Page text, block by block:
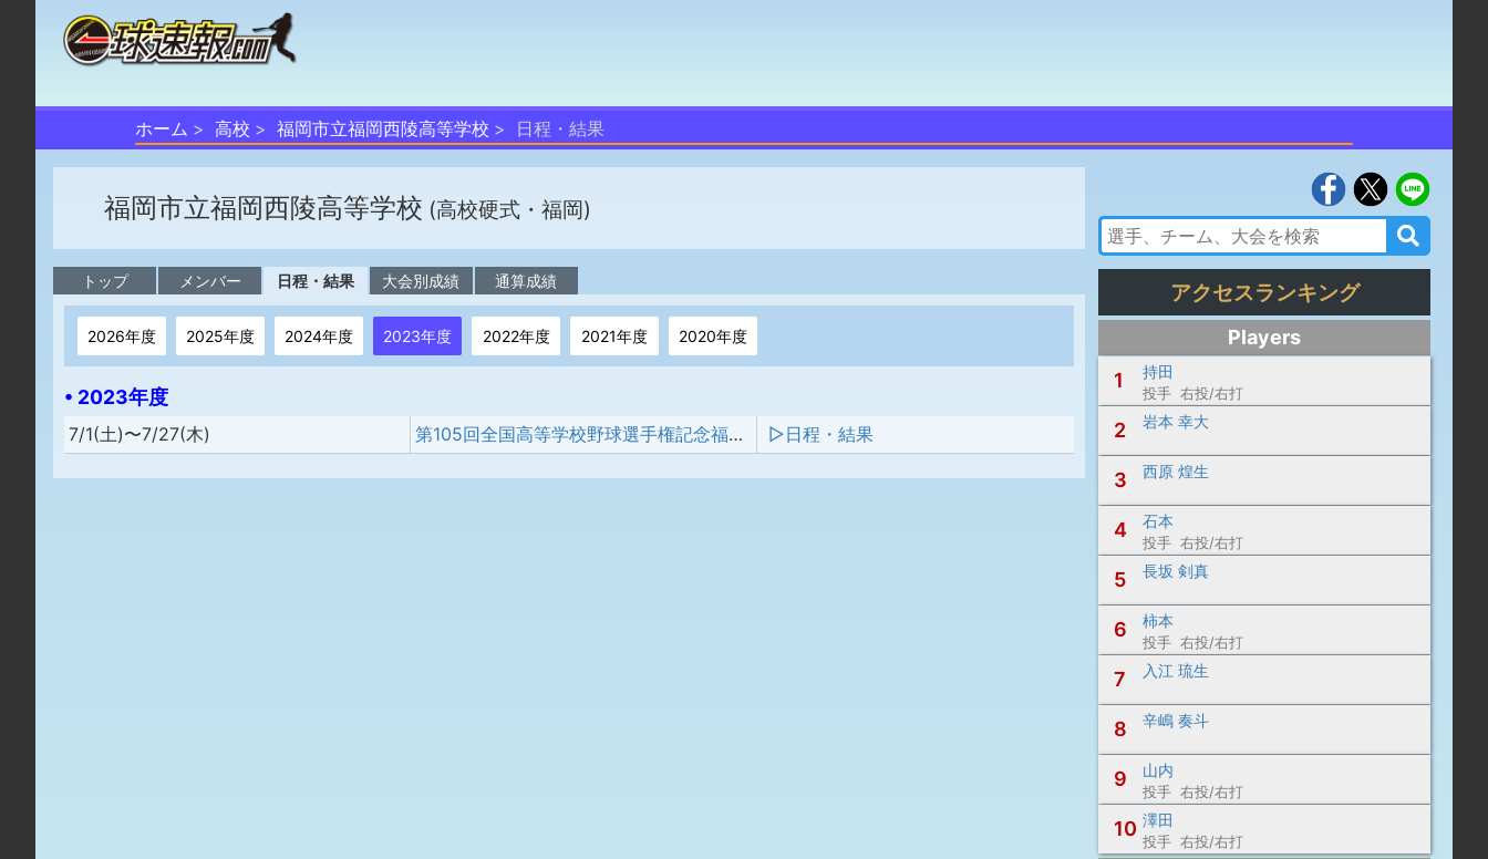
ホーム 高校 福岡市立福岡西陵高等学校 日程・結果
福岡市立福岡西陵高等学校 (高校硬式・福岡)
トップ メンバー 日程・結果 大会別成績 通算成績
2026年度 2025年度 2024年度 2023年度 2022年度 2021年度 2020年度
• 2023年度
7/1(土)〜7/27(木) 第105回全国高等学校野球選手権記念福岡大会 ▷日程・結果
アクセスランキング
Players
1
持田
投手 右投/右打
2 岩本 幸大
3 西原 煌生
4 石本
投手 右投/右打
5 長坂 剣真
6 柿本
投手 右投/右打
7 入江 琉生
8 辛嶋 奏斗
9 山内
投手 右投/右打
10 澤田
投手 右投/右打